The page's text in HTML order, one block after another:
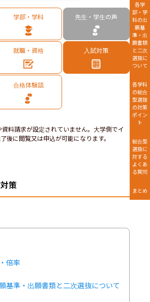
学部・学科 先生・学生の声
就職・資格 入試対策
合格体験談
料請求が設定されていません。大学側でイ
後に閲覧又は申込が可能になります。
策
倍率
基準・出願書類と二次選抜について
各学
部・学
科の出
願基
準・出
願書類
と二次
選抜に
ついて
各学科
の総合
型選抜
の対策
ポイン
ト
総合型
選抜に
対する
よくあ
る質問
まとめ